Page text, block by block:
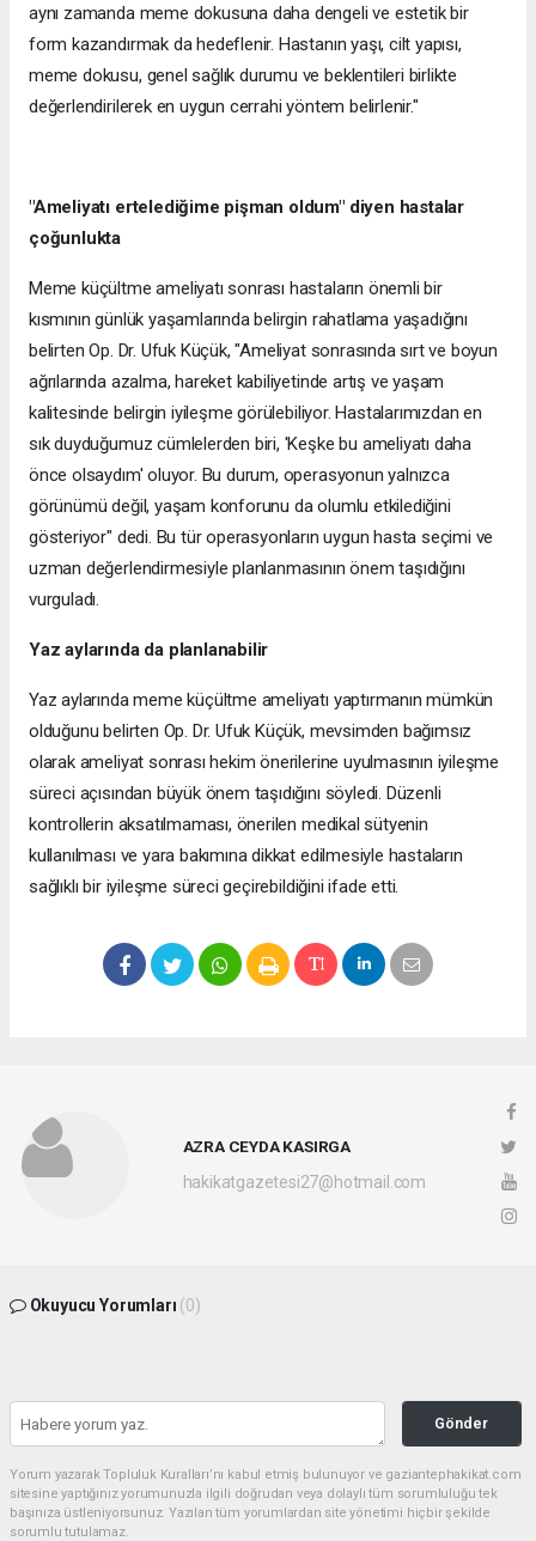
aynı zamanda meme dokusuna daha dengeli ve estetik bir
form kazandırmak da hedeflenir. Hastanın yaşı, cilt yapısı,
meme dokusu, genel sağlık durumu ve beklentileri birlikte
değerlendirilerek en uygun cerrahi yöntem belirlenir."
"Ameliyatı ertelediğime pişman oldum" diyen hastalar
çoğunlukta
Meme küçültme ameliyatı sonrası hastaların önemli bir
kısmının günlük yaşamlarında belirgin rahatlama yaşadığını
belirten Op. Dr. Ufuk Küçük, "Ameliyat sonrasında sırt ve boyun
ağrılarında azalma, hareket kabiliyetinde artış ve yaşam
kalitesinde belirgin iyileşme görülebiliyor. Hastalarımızdan en
sık duyduğumuz cümlelerden biri, 'Keşke bu ameliyatı daha
önce olsaydım' oluyor. Bu durum, operasyonun yalnızca
görünümü değil, yaşam konforunu da olumlu etkilediğini
gösteriyor" dedi. Bu tür operasyonların uygun hasta seçimi ve
uzman değerlendirmesiyle planlanmasının önem taşıdığını
vurguladı.
Yaz aylarında da planlanabilir
Yaz aylarında meme küçültme ameliyatı yaptırmanın mümkün
olduğunu belirten Op. Dr. Ufuk Küçük, mevsimden bağımsız
olarak ameliyat sonrası hekim önerilerine uyulmasının iyileşme
süreci açısından büyük önem taşıdığını söyledi. Düzenli
kontrollerin aksatılmaması, önerilen medikal sütyenin
kullanılması ve yara bakımına dikkat edilmesiyle hastaların
sağlıklı bir iyileşme süreci geçirebildiğini ifade etti.
AZRA CEYDA KASIRGA
hakikatgazetesi27@hotmail.com
Okuyucu Yorumları (0)
Gönder
Yorum yazarak Topluluk Kuralları’nı kabul etmiş bulunuyor ve gaziantephakikat.com
sitesine yaptığınız yorumunuzla ilgili doğrudan veya dolaylı tüm sorumluluğu tek
başınıza üstleniyorsunuz. Yazılan tüm yorumlardan site yönetimi hiçbir şekilde
sorumlu tutulamaz.